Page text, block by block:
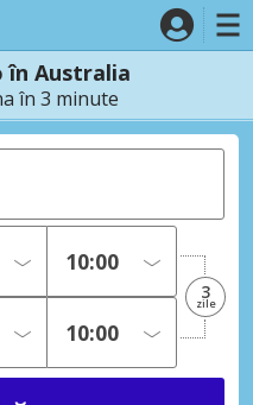
în Australia
în 3 minute
3
zile